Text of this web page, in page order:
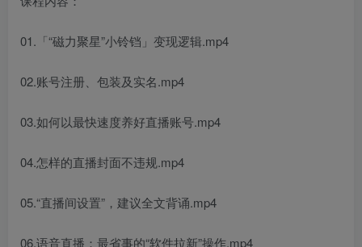
01.「“磁力聚星”小铃铛」变现逻辑.mp4
02.账号注册、包装及实名.mp4
03.如何以最快速度养好直播账号.mp4
04.怎样的直播封面不违规.mp4
05.“直播间设置”，建议全文背诵.mp4
06.语音直播：最省事的“软件拉新”操作.mp4